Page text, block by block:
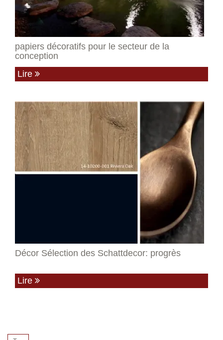
papiers décoratifs pour le secteur de la
conception
Lire
Décor Sélection des Schattdecor: progrès
Lire